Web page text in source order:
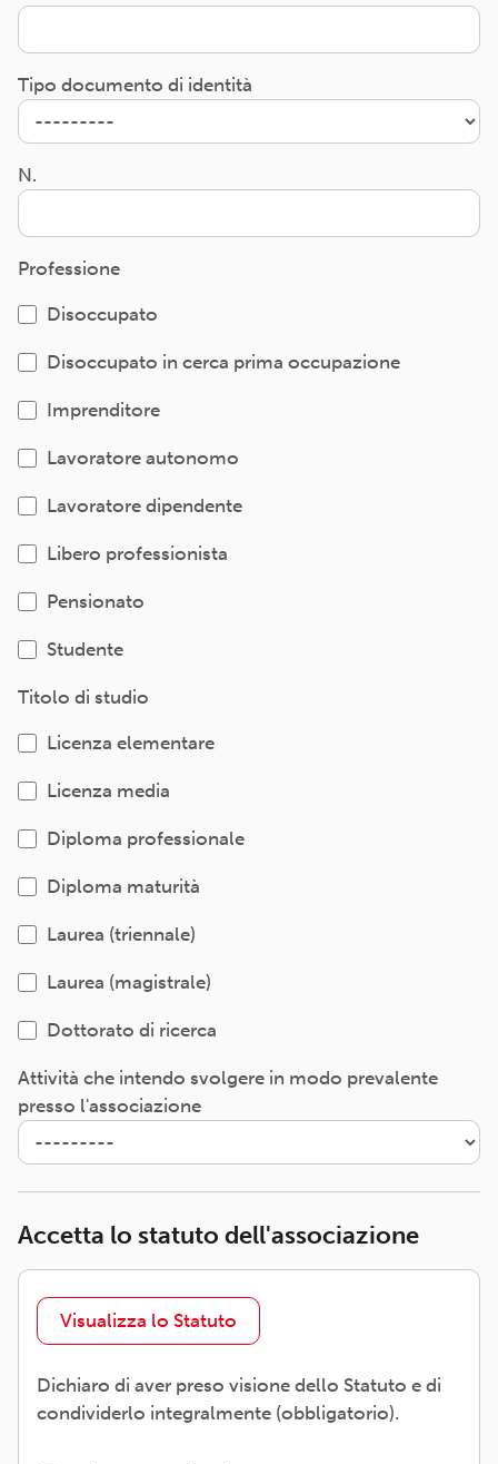
Tipo documento di identità
N.
Professione
Disoccupato
Disoccupato in cerca prima occupazione
Imprenditore
Lavoratore autonomo
Lavoratore dipendente
Libero professionista
Pensionato
Studente
Titolo di studio
Licenza elementare
Licenza media
Diploma professionale
Diploma maturità
Laurea (triennale)
Laurea (magistrale)
Dottorato di ricerca
Attività che intendo svolgere in modo prevalente
presso l'associazione
Accetta lo statuto dell'associazione
Visualizza lo Statuto
Dichiaro di aver preso visione dello Statuto e di
condividerlo integralmente (obbligatorio).